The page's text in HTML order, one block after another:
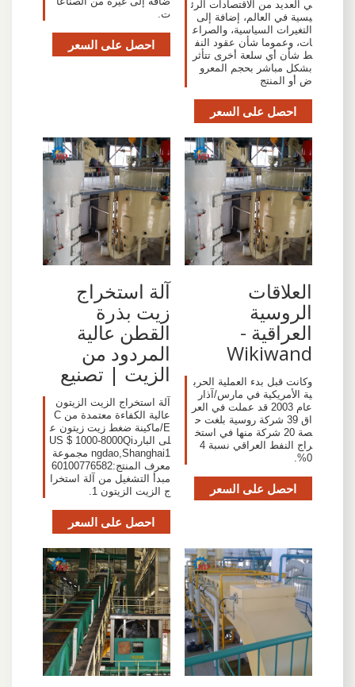
ي العديد من الاقتصادات الرئ
يسية في العالم، إضافة إلى
التغيرات السياسية، والصراع
ات، وعموما شأن عقود النف
ط شأن أي سلعة أخرى تتأثر
بشكل مباشر بحجم المعرو
ض أو المنتج
احصل على السعر
ت.
احصل على السعر
العلاقات
الروسية
العراقية -
Wikiwand
وكانت قبل بدء العملية الحرب
ية الأمريكية في مارس/آذار
عام 2003 قد عملت في العر
اق 39 شركة روسية بلغت ح
صة 20 شركة منها في استخ
راج النفط العراقي نسبة 4
0%.
احصل على السعر
آلة استخراج
زيت بذرة
القطن عالية
المردود من
الزيت | تصنيع
آلة استخراج الزيت الزيتون
عالية الكفاءة معتمدة من C
E/ماكينة ضغط زيت زيتون ع
لى الباردUS $ 1000-8000Qi
ngdao,Shanghai1 مجموعة
معرف المنتج:60100776582
مبدأ التشغيل من آلة استخرا
ج الزيت الزيتون 1.
احصل على السعر